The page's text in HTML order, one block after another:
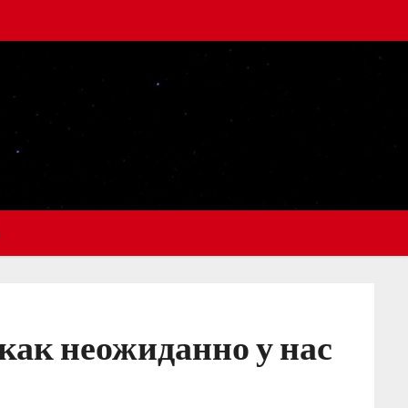
неожиданно у нас